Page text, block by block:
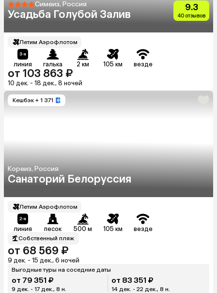
Симеиз, Россия
Усадьба Голубой Залив
9.3
40 отзывов
Летим Аэрофлотом
линия галька 2 км 105 км везде
от 103 863 ₽
10 дек. - 18 дек., 8 ночей
Кешбэк + 1 371
Кореиз, Россия
Санаторий Белоруссия
Летим Аэрофлотом
линия песок 500 м 105 км везде
Собственный пляж
от 68 569 ₽
9 дек. - 15 дек., 6 ночей
Выгодные туры на соседние даты
от 79 351 ₽
9 дек. - 17 дек., 8 н.
от 83 351 ₽
14 дек. - 22 дек., 8 н.